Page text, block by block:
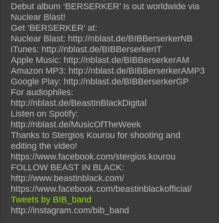
Debut album ‘BERSERKER’ is out worldwide via
Nuclear Blast!
Get ‘BERSERKER’ at:
Nuclear Blast: http://nblast.de/BIBBerserkerNB
iTunes: http://nblast.de/BIBBerserkerIT
Apple Music: http://nblast.de/BIBBerserkerAM
Amazon MP3: http://nblast.de/BIBBerserkerAMP3
Google Play: http://nblast.de/BIBBerserkerGP
For audiophiles:
http://nblast.de/BeastInBlackDigital
Listen on Spotify:
http://nblast.de/MusicOfTheWeek
Thanks to Stergios Kourou for shooting and
editing the video!
https://www.facebook.com/stergios.kourou
FOLLOW BEAST IN BLACK:
http://www.beastinblack.com/
https://www.facebook.com/beastinblackofficial/
Tweets by BIB_band
http://instagram.com/bib_band